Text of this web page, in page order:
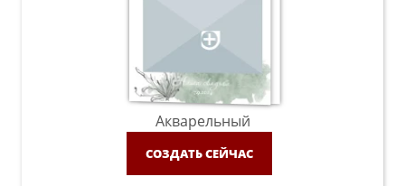
Акварельный
СОЗДАТЬ СЕЙЧАС